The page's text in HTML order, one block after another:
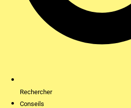
Rechercher
Conseils